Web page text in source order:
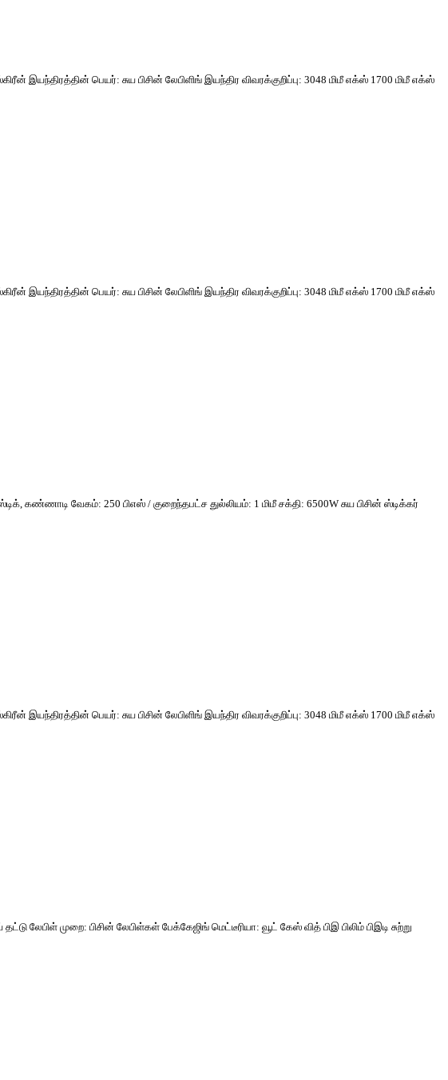
இயந்திரத்தின் பெயர்: சுய பிசின் லேபிளிங் இயந்திர விவரக்குறிப்பு: 3048 மிமீ எக்ஸ் 1700 மிமீ எக்ஸ்
இயந்திரத்தின் பெயர்: சுய பிசின் லேபிளிங் இயந்திர விவரக்குறிப்பு: 3048 மிமீ எக்ஸ் 1700 மிமீ எக்ஸ்
கண்ணாடி வேகம்: 250 பிஎஸ் / குறைந்தபட்ச துல்லியம்: 1 மிமீ சக்தி: 6500W சுய பிசின் ஸ்டிக்கர்
இயந்திரத்தின் பெயர்: சுய பிசின் லேபிளிங் இயந்திர விவரக்குறிப்பு: 3048 மிமீ எக்ஸ் 1700 மிமீ எக்ஸ்
லேபிள் முறை: பிசின் லேபிள்கள் பேக்கேஜிங் மெட்டீரியா: வூட் கேஸ் வித் பிஇ பிலிம் பிஇடி சுற்று